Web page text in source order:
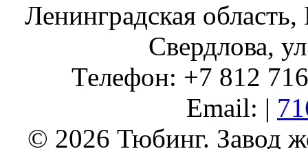
Ленинградская
Свердлова,
Телефон: +7 812
Email: |
© 2026 Тюбинг. Завод